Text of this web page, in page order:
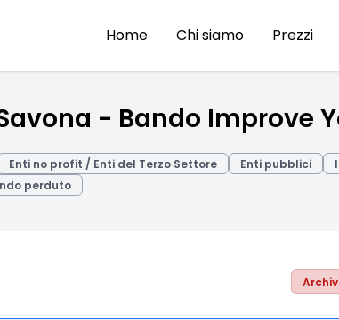
Home Chi siamo Prezzi
- Bando Improve
Enti no profit / Enti del Terzo Settore Enti pubblici
perduto